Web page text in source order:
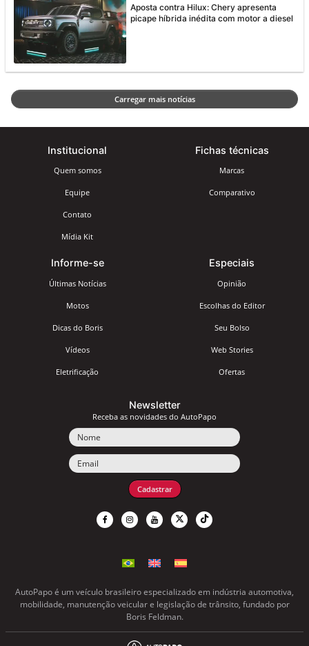
Aposta contra Hilux: Chery apresenta
picape híbrida inédita com motor a diesel
Carregar mais notícias
Institucional
Quem somos
Equipe
Contato
Mídia Kit
Fichas técnicas
Marcas
Comparativo
Informe-se
Últimas Notícias
Motos
Dicas do Boris
Vídeos
Eletrificação
Especiais
Opinião
Escolhas do Editor
Seu Bolso
Web Stories
Ofertas
Newsletter
Receba as novidades do AutoPapo
Cadastrar
AutoPapo é um veículo brasileiro especializado em indústria automotiva,
mobilidade, manutenção veicular e legislação de trânsito, fundado por
Boris Feldman.